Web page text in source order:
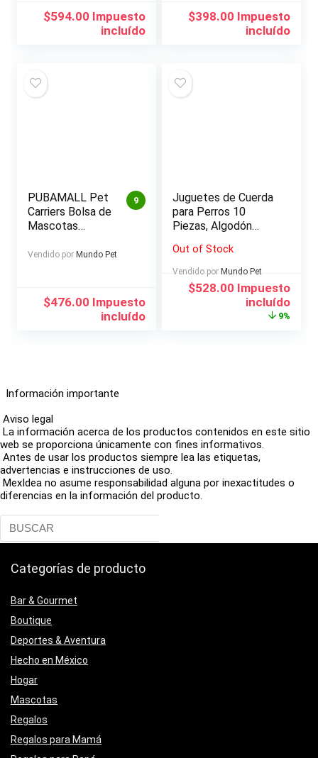
Excelente para
Entrenamiento,
$594.00 Impuesto
incluído
Juguete de Mascota
Recargable USB, Luz
$398.00 Impuesto
incluído
9
PUBAMALL Pet
Carriers Bolsa de
Mascotas
para Perros y
Vendido por Mundo Pet
$476.00 Impuesto
incluído
Juguetes de Cuerda
para Perros 10
Piezas, Algodón
Cachorros
Incluyendo Pelota
de Cuerda, Frisbees y
Anillo de Goma
Out of Stock
Vendido por Mundo Pet
El
$528.00El
precio
Impuesto
incluído
9%
Información importante
Aviso legal
La información acerca de los productos contenidos en este sitio
web se proporciona únicamente con fines informativos.
Antes de usar los productos siempre lea las etiquetas,
advertencias e instrucciones de uso.
MexIdea no asume responsabilidad alguna por inexactitudes o
diferencias en la información del producto.
Categorías de producto
Bar & Gourmet
Boutique
Deportes & Aventura
Hecho en México
Hogar
Mascotas
Regalos
Regalos para Mamá